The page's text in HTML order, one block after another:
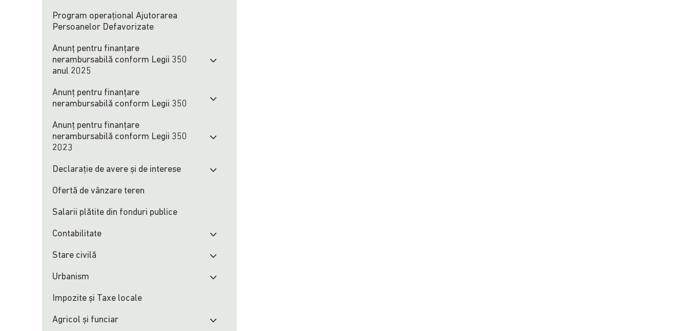
Program operațional Ajutorarea
Persoanelor Defavorizate
Anunț pentru finanțare
nerambursabilă conform Legii 350
anul 2025
Anunț pentru finanțare
nerambursabilă conform Legii 350
Anunț pentru finanțare
nerambursabilă conform Legii 350
2023
Declarație de avere și de interese
Ofertă de vânzare teren
Salarii plătite din fonduri publice
Contabilitate
Stare civilă
Urbanism
Impozite şi Taxe locale
Agricol şi funciar